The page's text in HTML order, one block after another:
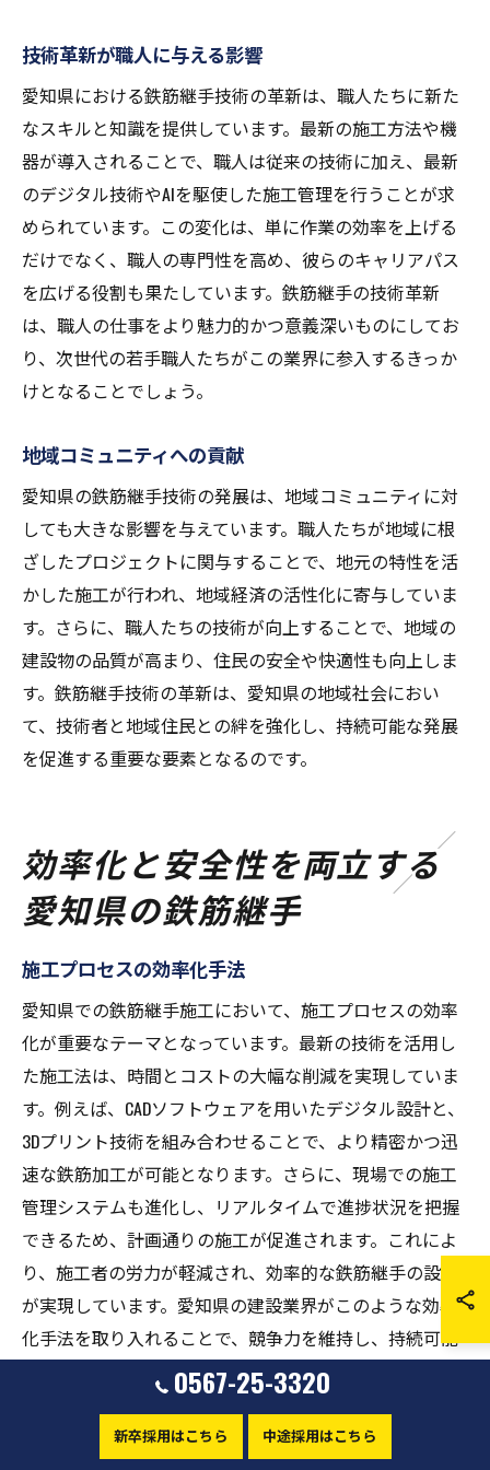
技術革新が職人に与える影響
愛知県における鉄筋継手技術の革新は、職人たちに新た
なスキルと知識を提供しています。最新の施工方法や機
器が導入されることで、職人は従来の技術に加え、最新
のデジタル技術やAIを駆使した施工管理を行うことが求
められています。この変化は、単に作業の効率を上げる
だけでなく、職人の専門性を高め、彼らのキャリアパス
を広げる役割も果たしています。鉄筋継手の技術革新
は、職人の仕事をより魅力的かつ意義深いものにしてお
り、次世代の若手職人たちがこの業界に参入するきっか
けとなることでしょう。
地域コミュニティへの貢献
愛知県の鉄筋継手技術の発展は、地域コミュニティに対
しても大きな影響を与えています。職人たちが地域に根
ざしたプロジェクトに関与することで、地元の特性を活
かした施工が行われ、地域経済の活性化に寄与していま
す。さらに、職人たちの技術が向上することで、地域の
建設物の品質が高まり、住民の安全や快適性も向上しま
す。鉄筋継手技術の革新は、愛知県の地域社会におい
て、技術者と地域住民との絆を強化し、持続可能な発展
を促進する重要な要素となるのです。
効率化と安全性を両立する
愛知県の鉄筋継手
施工プロセスの効率化手法
愛知県での鉄筋継手施工において、施工プロセスの効率
化が重要なテーマとなっています。最新の技術を活用し
た施工法は、時間とコストの大幅な削減を実現していま
す。例えば、CADソフトウェアを用いたデジタル設計と、
3Dプリント技術を組み合わせることで、より精密かつ迅
速な鉄筋加工が可能となります。さらに、現場での施工
管理システムも進化し、リアルタイムで進捗状況を把握
できるため、計画通りの施工が促進されます。これによ
り、施工者の労力が軽減され、効率的な鉄筋継手の設置
が実現しています。愛知県の建設業界がこのような効率
化手法を取り入れることで、競争力を維持し、持続可能
な成長を図ることが期待されています。
安全性向上に寄与する技術革新
0567-25-3320
新卒採用はこちら 中途採用はこちら